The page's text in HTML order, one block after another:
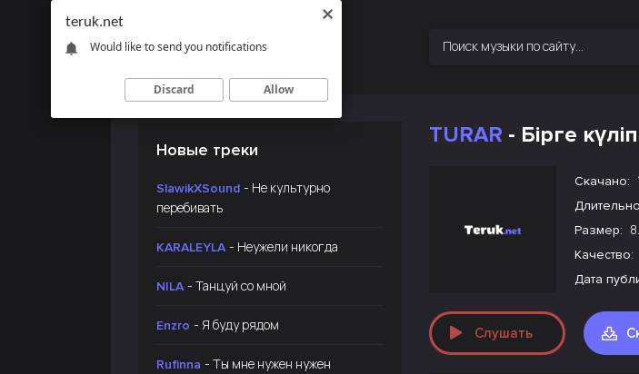
Новые треки
SlawikXSound - Не культурно
перебивать
KARALEYLA - Неужели никогда
NILA - Танцуй со мной
Enzro - Я буду рядом
Rufinna - Ты мне нужен нужен
TURAR - Бірге
Скачано:
Размер:
Качество:
Дата
Слушать
teruk.net
Would like to send you notifications
Discard Allow